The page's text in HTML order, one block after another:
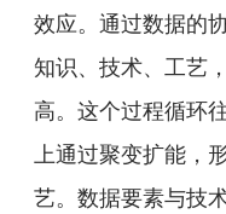
效应。通过数据的
知识、技术、工艺
高。这个过程循环
上通过聚变扩能，
艺。数据要素与技